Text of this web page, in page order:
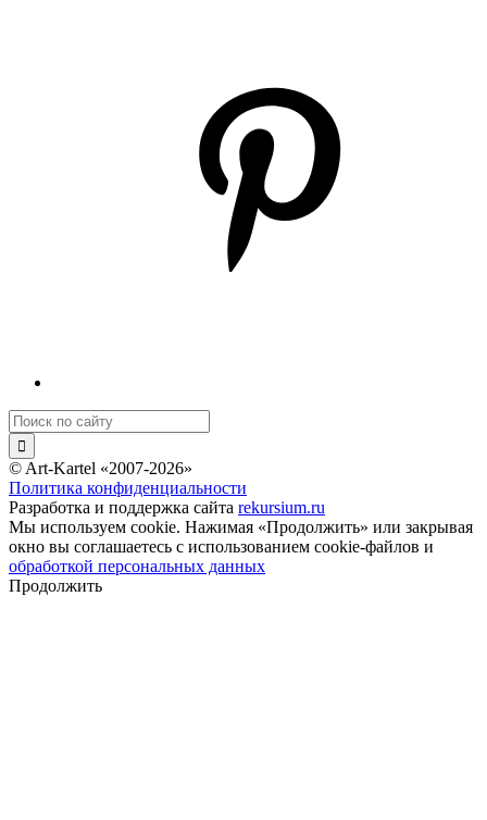
© Art-Kartel «2007-2026»
Политика конфиденциальности
Разработка и поддержка сайта rekursium.ru
Мы используем cookie. Нажимая «Продолжить» или закрывая
окно вы соглашаетесь с использованием cookie-файлов и
обработкой персональных данных
Продолжить